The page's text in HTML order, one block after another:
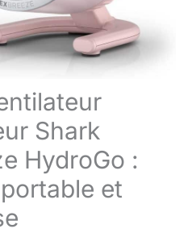
Shark
HydroGo :
et